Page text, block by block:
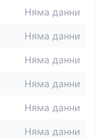
Няма данни
Няма данни
Няма данни
Няма данни
Няма данни
Няма данни